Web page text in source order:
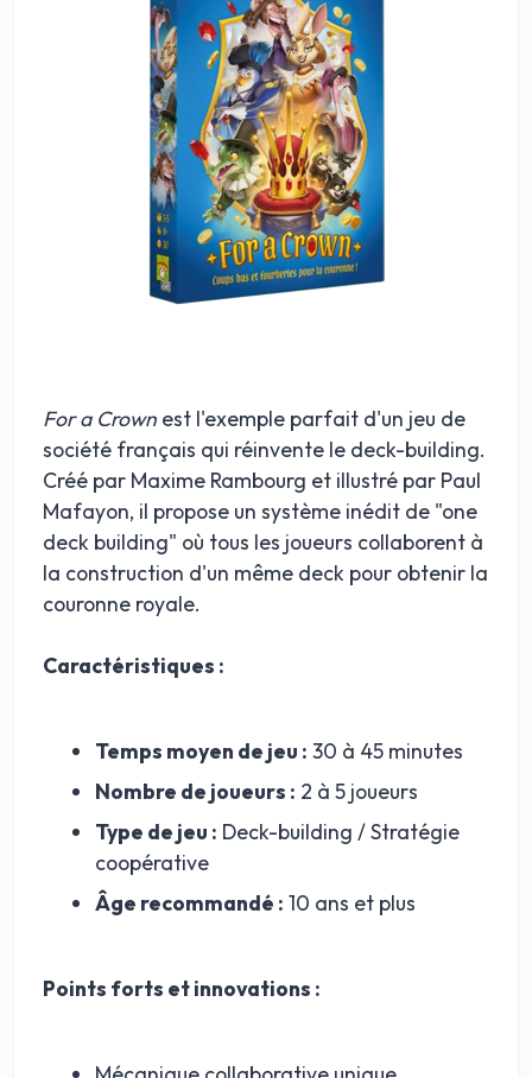
For a Crown est l'exemple parfait d'un jeu de
société français qui réinvente le deck-building.
Créé par Maxime Rambourg et illustré par Paul
Mafayon, il propose un système inédit de "one
deck building" où tous les joueurs collaborent à
la construction d'un même deck pour obtenir la
couronne royale.
Caractéristiques :
Temps moyen de jeu : 30 à 45 minutes
Nombre de joueurs : 2 à 5 joueurs
Type de jeu : Deck-building / Stratégie
coopérative
Âge recommandé : 10 ans et plus
Points forts et innovations :